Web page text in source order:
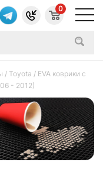
0
/ Toyota / EVA коврики c
- 2012)